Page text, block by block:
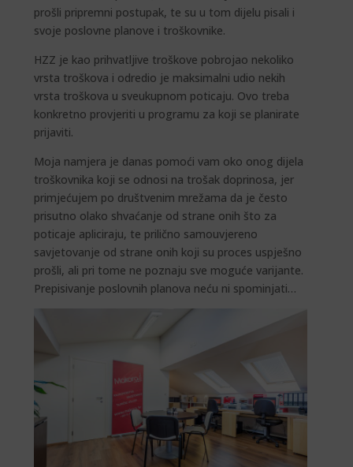
prošli pripremni postupak, te su u tom dijelu pisali i
svoje poslovne planove i troškovnike.
HZZ je kao prihvatljive troškove pobrojao nekoliko
vrsta troškova i odredio je maksimalni udio nekih
vrsta troškova u sveukupnom poticaju. Ovo treba
konkretno provjeriti u programu za koji se planirate
prijaviti.
Moja namjera je danas pomoći vam oko onog dijela
troškovnika koji se odnosi na trošak doprinosa, jer
primjećujem po društvenim mrežama da je često
prisutno olako shvaćanje od strane onih što za
poticaje apliciraju, te prilično samouvjereno
savjetovanje od strane onih koji su proces uspješno
prošli, ali pri tome ne poznaju sve moguće varijante.
Prepisivanje poslovnih planova neću ni spominjati…